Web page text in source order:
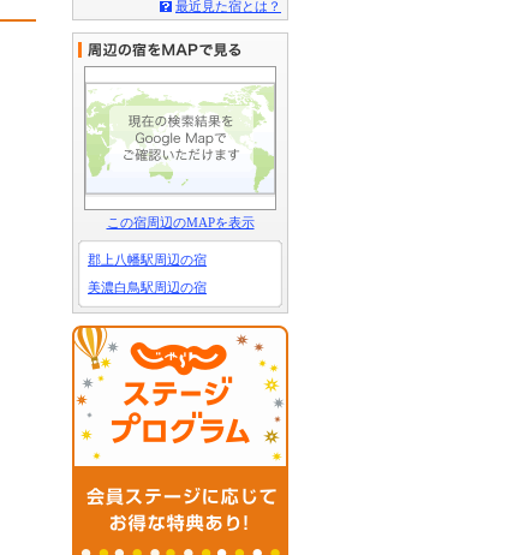
最近見た宿とは？
この宿周辺のMAPを表示
郡上八幡駅周辺の宿
美濃白鳥駅周辺の宿